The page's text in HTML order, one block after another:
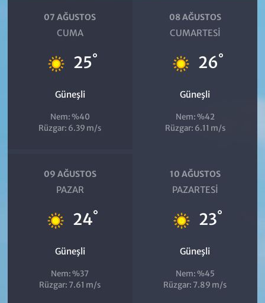
07 AĞUSTOS
CUMA
25°
Güneşli
Nem: %40
Rüzgar: 6.39 m/s
08 AĞUSTOS
CUMARTESI
26°
Güneşli
Nem: %42
Rüzgar: 6.11 m/s
09 AĞUSTOS
PAZAR
24°
Güneşli
Nem: %37
Rüzgar: 7.61 m/s
10 AĞUSTOS
PAZARTESI
23°
Güneşli
Nem: %45
Rüzgar: 7.89 m/s